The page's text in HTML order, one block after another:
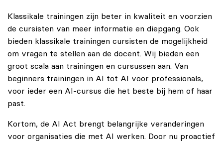
Klassikale trainingen zijn beter in kwaliteit en voorzien
de cursisten van meer informatie en diepgang. Ook
bieden klassikale trainingen cursisten de mogelijkheid
om vragen te stellen aan de docent. Wij bieden een
groot scala aan trainingen en cursussen aan. Van
beginners trainingen in AI tot AI voor professionals,
voor ieder een AI-cursus die het beste bij hem of haar
past.
Kortom, de AI Act brengt belangrijke veranderingen
voor organisaties die met AI werken. Door nu proactief